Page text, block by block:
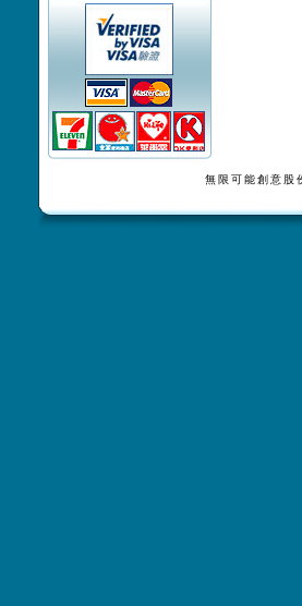
無限可能創